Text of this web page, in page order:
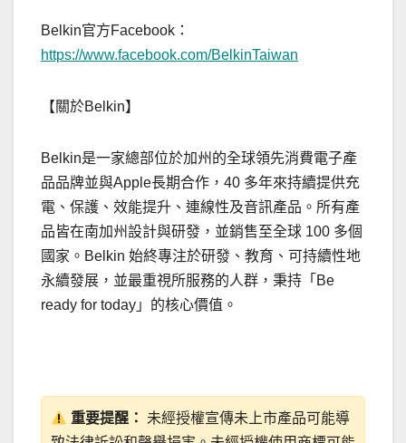
Belkin官方Facebook：
https://www.facebook.com/BelkinTaiwan
【關於Belkin】
Belkin是一家總部位於加州的全球領先消費電子產
品品牌並與Apple長期合作，40 多年來持續提供充
電、保護、效能提升、連線性及音訊產品。所有產
品皆在南加州設計與研發，並銷售至全球 100 多個
國家。Belkin 始終專注於研發、教育、可持續性地
永續發展，並最重視所服務的人群，秉持「Be
ready for today」的核心價值。
重要提醒：
未經授權宣傳未上市產品可能導